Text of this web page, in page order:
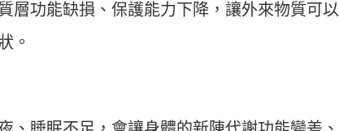
層功能缺損、保護能力下降，讓外來物質可
。